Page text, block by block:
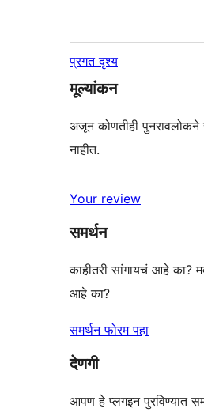
प्रगत दृश्य
मूल्यांकन
अजून कोणतीही
नाहीत.
Your review
समर्थन
काहीतरी सांगायचं आहे का?
आहे का?
समर्थन फोरम पहा
देणगी
आपण हे प्लगइन पुरविण्यात